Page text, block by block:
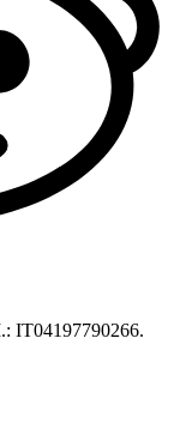
IT04197790266.